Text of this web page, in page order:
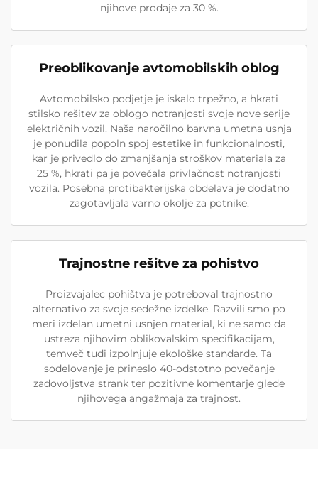
njihove prodaje za 30 %.
Preoblikovanje avtomobilskih oblog
Avtomobilsko podjetje je iskalo trpežno, a hkrati
stilsko rešitev za oblogo notranjosti svoje nove serije
električnih vozil. Naša naročilno barvna umetna usnja
je ponudila popoln spoj estetike in funkcionalnosti,
kar je privedlo do zmanjšanja stroškov materiala za
25 %, hkrati pa je povečala privlačnost notranjosti
vozila. Posebna protibakterijska obdelava je dodatno
zagotavljala varno okolje za potnike.
Trajnostne rešitve za pohistvo
Proizvajalec pohištva je potreboval trajnostno
alternativo za svoje sedežne izdelke. Razvili smo po
meri izdelan umetni usnjen material, ki ne samo da
ustreza njihovim oblikovalskim specifikacijam,
temveč tudi izpolnjuje ekološke standarde. Ta
sodelovanje je prineslo 40-odstotno povečanje
zadovoljstva strank ter pozitivne komentarje glede
njihovega angažmaja za trajnost.